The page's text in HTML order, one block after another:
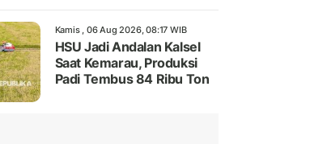
Kamis , 06 Aug 2026, 08:17 WIB
HSU Jadi Andalan Kalsel
Saat Kemarau, Produksi
Padi Tembus 84 Ribu Ton